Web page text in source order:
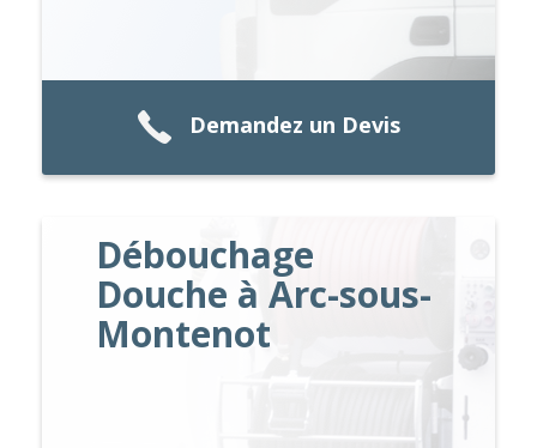
Demandez un Devis
Débouchage
Douche à Arc-sous-
Montenot